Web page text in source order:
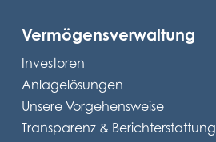
Vermögensverwaltung
Investoren
Anlagelösungen
Unsere Vorgehensweise
Transparenz & Berichterstattung